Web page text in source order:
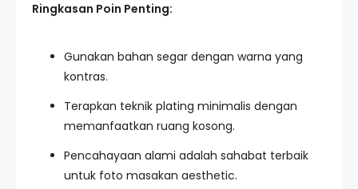
Ringkasan Poin Penting:
Gunakan bahan segar dengan warna yang
kontras.
Terapkan teknik plating minimalis dengan
memanfaatkan ruang kosong.
Pencahayaan alami adalah sahabat terbaik
untuk foto masakan aesthetic.